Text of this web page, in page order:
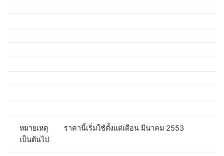
หมายเหตุ ราคานี้เริ่มใช้ตั้งแต่เดือน มีนาคม 2553
เป็นต้นไป